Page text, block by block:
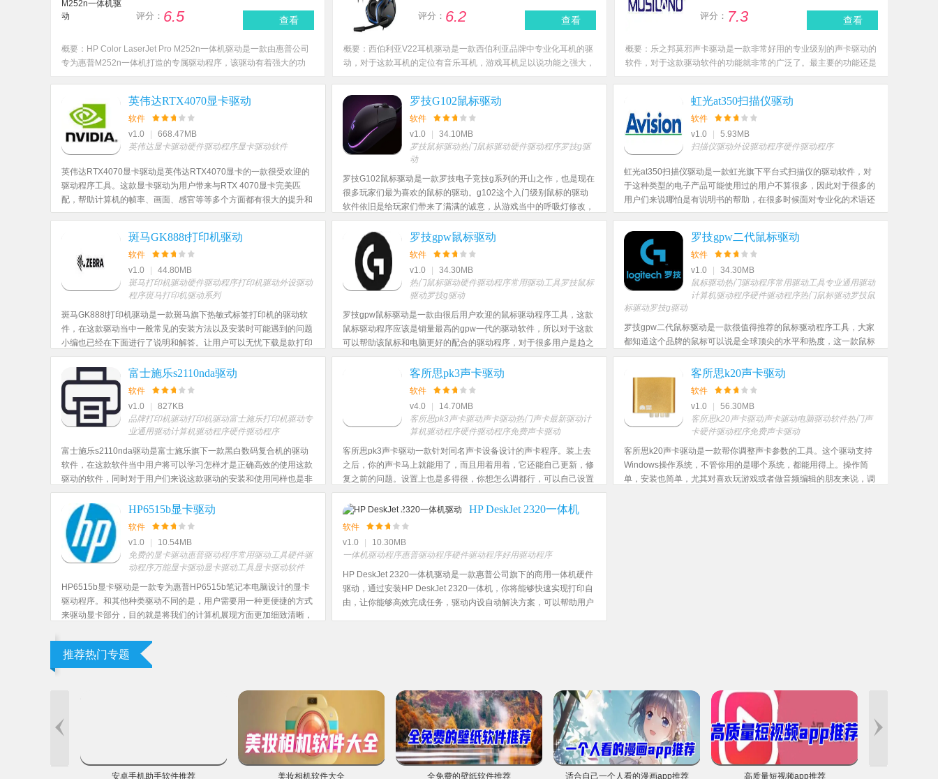
查看
评分： 6.5
概要： HP Color LaserJet Pro M252n一体机驱动是一款由惠普公司
专为惠普M252n一体机打造的专属驱动程序，该驱动有着强大的功
单，安装完成后即可使用。
查看
评分： 6.2
概要： 西伯利亚V22耳机驱动是一款西伯利亚品牌中专业化耳机的驱
动，对于这款耳机的定位有音乐耳机，游戏耳机足以说功能之强大，
查看
评分： 7.3
概要： 乐之邦莫邪声卡驱动是一款非常好用的专业级别的声卡驱动的
软件，对于这款驱动软件的功能就非常的广泛了。最主要的功能还是
英伟达RTX4070显卡驱动
软件
v1.0
668.47MB
英伟达显卡驱动硬件驱动程序显卡驱动软件
英伟达RTX4070显卡驱动是英伟达RTX4070显卡的一款很受欢迎的
驱动程序工具。这款显卡驱动为用户带来与RTX 4070显卡完美匹
配，帮助计算机的帧率、画面、感官等等多个方面都有很大的提升和
有优化，玩家可以下载体验一番，随时挖掘该驱动的更多优秀的功
罗技G102鼠标驱动
软件
v1.0
34.10MB
罗技鼠标驱动热门鼠标驱动硬件驱动程序罗技g驱
动
罗技G102鼠标驱动是一款罗技电子竞技g系列的开山之作，也是现在
很多玩家们最为喜欢的鼠标的驱动。g102这个入门级别鼠标的驱动
软件依旧是给玩家们带来了满满的诚意，从游戏当中的呼吸灯修改，
再到游戏当中对于鼠标侧键的运用，无不透露着外设大厂对于驱动设
计的自信。
虹光at350扫描仪驱动
软件
v1.0
5.93MB
扫描仪驱动外设驱动程序硬件驱动程序
虹光at350扫描仪驱动是一款虹光旗下平台式扫描仪的驱动软件，对
于这种类型的电子产品可能使用过的用户不算很多，因此对于很多的
用户们来说哪怕是有说明书的帮助，在很多时候面对专业化的术语还
是一头雾水。因此驱动的到来就让这些问题全部解决，并且使用起来
斑马GK888t打印机驱动
软件
v1.0
44.80MB
斑马打印机驱动硬件驱动程序打印机驱动外设驱动
程序斑马打印机驱动系列
斑马GK888t打印机驱动是一款斑马旗下热敏式标签打印机的驱动软
件，在这款驱动当中一般常见的安装方法以及安装时可能遇到的问题
小编也已经在下面进行了说明和解答。让用户可以无忧下载是款打印
机的驱动，并且能够在打印机使用的时候对自己有所帮助。
罗技gpw鼠标驱动
软件
v1.0
34.30MB
热门鼠标驱动硬件驱动程序常用驱动工具罗技鼠标
驱动罗技g驱动
罗技gpw鼠标驱动是一款由很后用户欢迎的鼠标驱动程序工具，这款
鼠标驱动程序应该是销量最高的gpw一代的驱动软件，所以对于这款
可以帮助该鼠标和电脑更好的配合的驱动程序，对于很多用户是趋之
若鹜的，用户还可以定制各种游戏的鼠标宏，并且还能够改动呼吸灯
罗技gpw二代鼠标驱动
软件
v1.0
34.30MB
鼠标驱动热门驱动程序常用驱动工具专业通用驱动
计算机驱动程序硬件驱动程序热门鼠标驱动罗技鼠
标驱动罗技g驱动
罗技gpw二代鼠标驱动是一款很值得推荐的鼠标驱动程序工具，大家
都知道这个品牌的鼠标可以说是全球顶尖的水平和热度，这一款鼠标
驱动更是大大提高了玩家的鼠标体验舒适度和体验感，从轻量化的特
色上继续深研究的产品，喜欢的，喜欢的伙伴可以下载尝试一番！
富士施乐s2110nda驱动
软件
v1.0
827KB
品牌打印机驱动打印机驱动富士施乐打印机驱动专
业通用驱动计算机驱动程序硬件驱动程序
富士施乐s2110nda驱动是富士施乐旗下一款黑白数码复合机的驱动
软件，在这款软件当中用户将可以学习怎样才是正确高效的使用这款
驱动的软件，同时对于用户们来说这款驱动的安装和使用同样也是非
常的简单，让用户们可以完全透彻的使用自己的数码复合机。
客所思pk3声卡驱动
软件
v4.0
14.70MB
客所思pk3声卡驱动声卡驱动热门声卡最新驱动计
算机驱动程序硬件驱动程序免费声卡驱动
客所思pk3声卡驱动一款针对同名声卡设备设计的声卡程序。装上去
之后，你的声卡马上就能用了，而且用着用着，它还能自己更新，修
复之前的问题。设置上也是多得很，你想怎么调都行，可以自己设置
声卡的参数。稳定性这块，也是做得不错，用起来不会有啥大问题。
客所思k20声卡驱动
软件
v1.0
56.30MB
客所思k20声卡驱动声卡驱动电脑驱动软件热门声
卡硬件驱动程序免费声卡驱动
客所思k20声卡驱动是一款帮你调整声卡参数的工具。这个驱动支持
Windows操作系统，不管你用的是哪个系统，都能用得上。操作简
单，安装也简单，尤其对喜欢玩游戏或者做音频编辑的朋友来说，调
HP6515b显卡驱动
软件
v1.0
10.54MB
免费的显卡驱动惠普驱动程序常用驱动工具硬件驱
动程序万能显卡驱动显卡驱动工具显卡驱动软件
HP6515b显卡驱动是一款专为惠普HP6515b笔记本电脑设计的显卡
驱动程序。和其他种类驱动不同的是，用户需要用一种更便捷的方式
来驱动显卡部分，目的就是将我们的计算机展现方面更加细致清晰，
伴可以下载体验一下！
HP DeskJet 2320一体机
软件
v1.0
10.30MB
一体机驱动程序惠普驱动程序硬件驱动程序好用驱动程序
HP DeskJet 2320一体机驱动是一款惠普公司旗下的商用一体机硬件
驱动，通过安装HP DeskJet 2320一体机，你将能够快速实现打印自
由，让你能够高效完成任务，驱动内设自动解决方案，可以帮助用户
推荐热门专题
安卓手机助手软件推荐 美妆相机软件大全 全免费的壁纸软件推荐 适合自己一个人看的漫画app推荐 高质量短视频app推荐